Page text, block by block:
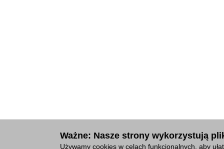
Ważne: Nasze strony wykorzystują
Używamy cookies w celach funkcjonalnych, aby